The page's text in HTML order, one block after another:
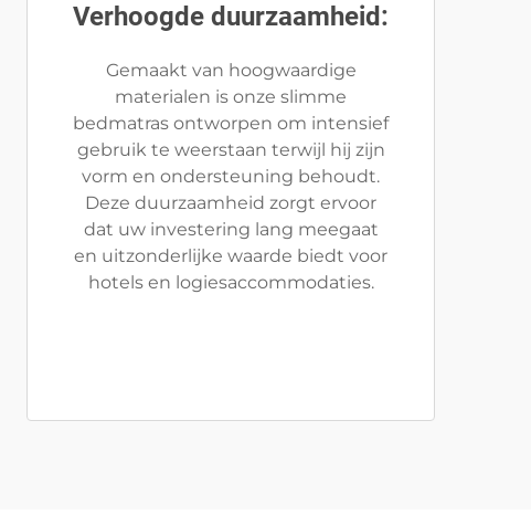
Verhoogde duurzaamheid:
Gemaakt van hoogwaardige
materialen is onze slimme
bedmatras ontworpen om intensief
gebruik te weerstaan terwijl hij zijn
vorm en ondersteuning behoudt.
Deze duurzaamheid zorgt ervoor
dat uw investering lang meegaat
en uitzonderlijke waarde biedt voor
hotels en logiesaccommodaties.